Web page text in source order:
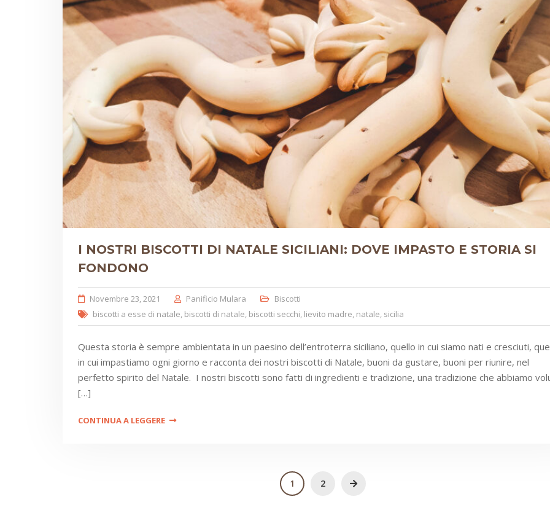
I NOSTRI BISCOTTI DI NATALE SICILIANI: DOVE IMPASTO E STORIA SI
FONDONO
Novembre 23, 2021 Panificio Mulara
Biscotti
biscotti a esse di natale, biscotti di natale, biscotti secchi, lievito madre, natale, sicilia
Questa storia è sempre ambientata in un paesino dell’entroterra siciliano, quello in cui siamo nati e cresciuti,
in cui impastiamo ogni giorno e racconta dei nostri biscotti di Natale, buoni da gustare, buoni per riunire, nel
perfetto spirito del Natale. I nostri biscotti sono fatti di ingredienti e tradizione, una tradizione che abbiamo
[…]
CONTINUA A LEGGERE
1 2